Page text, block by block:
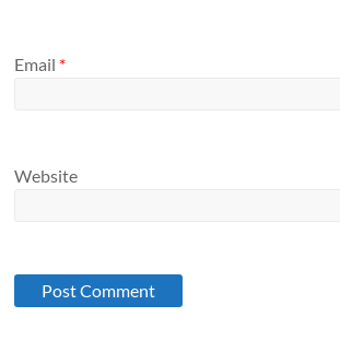
Email *
Website